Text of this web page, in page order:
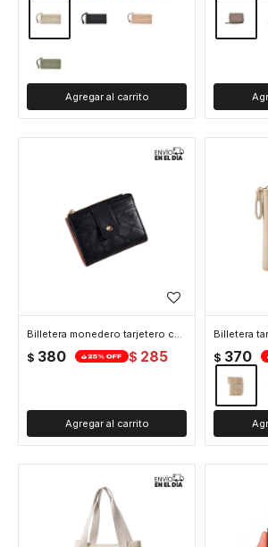
Billetera monedero tarjetero cuerina - Negro
$ 380 $ 285 $ 370